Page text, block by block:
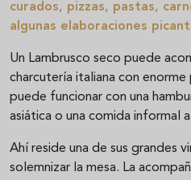
curados, pizzas, pastas,
algunas elaboraciones
Un Lambrusco seco puede
charcutería italiana con
puede funcionar con una
asiática o una comida informal
Ahí reside una de sus grandes
solemnizar la mesa. La